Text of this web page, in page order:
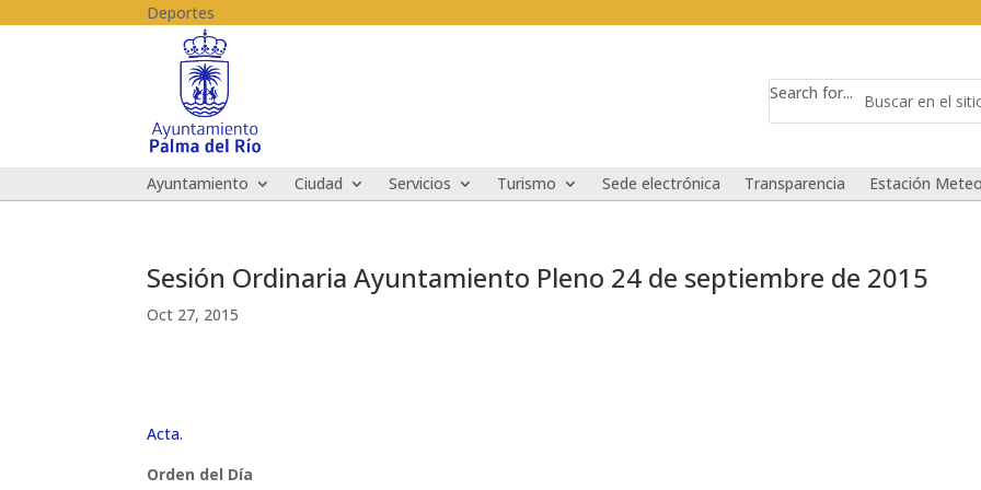
Deportes
Search for...
Ayuntamiento Ciudad Servicios Turismo Sede electrónica Transparencia Estación
Sesión Ordinaria Ayuntamiento Pleno 24 de septiembre de 2015
Oct 27, 2015
Acta.
Orden del Día